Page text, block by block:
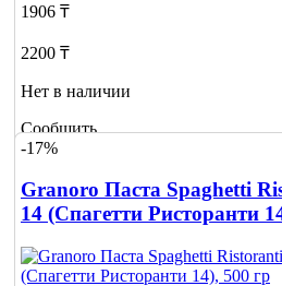
1906 ₸
2200 ₸
Нет в наличии
Сообщить
о наличии
-17%
Granoro Паста Spaghetti
14 (Спагетти Ристоранти